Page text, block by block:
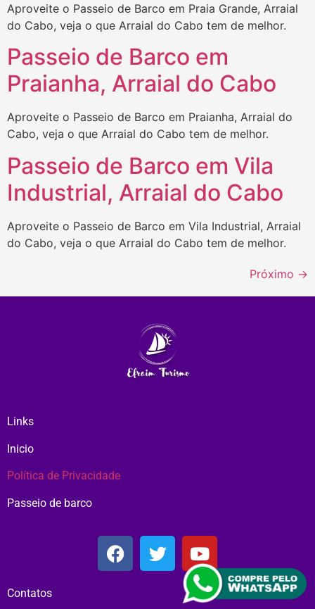
Aproveite o Passeio de Barco em Praia Grande, Arraial
do Cabo, veja o que Arraial do Cabo tem de melhor.
Passeio de Barco em
Praianha, Arraial do Cabo
Aproveite o Passeio de Barco em Praianha, Arraial do
Cabo, veja o que Arraial do Cabo tem de melhor.
Passeio de Barco em Vila
Industrial, Arraial do Cabo
Aproveite o Passeio de Barco em Vila Industrial, Arraial
do Cabo, veja o que Arraial do Cabo tem de melhor.
Próximo →
Links
Inicio
Política de Privacidade
Passeio de barco
Contatos